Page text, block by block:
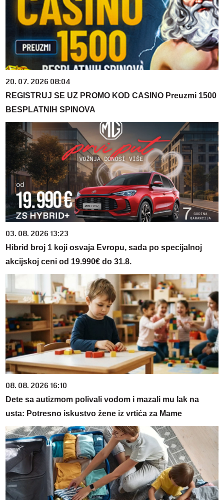
20. 07. 2026 08:04
REGISTRUJ SE UZ PROMO KOD CASINO Preuzmi 1500
BESPLATNIH SPINOVA
03. 08. 2026 13:23
Hibrid broj 1 koji osvaja Evropu, sada po specijalnoj
akcijskoj ceni od 19.990€ do 31.8.
08. 08. 2026 16:10
Dete sa autizmom polivali vodom i mazali mu lak na
usta: Potresno iskustvo žene iz vrtića za Mame